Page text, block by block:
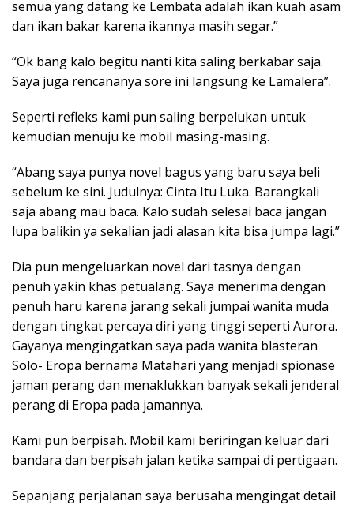
semua yang datang ke Lembata adalah ikan kuah asam
dan ikan bakar karena ikannya masih segar.”
“Ok bang kalo begitu nanti kita saling berkabar saja.
Saya juga rencananya sore ini langsung ke Lamalera”.
Seperti refleks kami pun saling berpelukan untuk
kemudian menuju ke mobil masing-masing.
“Abang saya punya novel bagus yang baru saya beli
sebelum ke sini. Judulnya: Cinta Itu Luka. Barangkali
saja abang mau baca. Kalo sudah selesai baca jangan
lupa balikin ya sekalian jadi alasan kita bisa jumpa lagi.”
Dia pun mengeluarkan novel dari tasnya dengan
penuh yakin khas petualang. Saya menerima dengan
penuh haru karena jarang sekali jumpai wanita muda
dengan tingkat percaya diri yang tinggi seperti Aurora.
Gayanya mengingatkan saya pada wanita blasteran
Solo- Eropa bernama Matahari yang menjadi spionase
jaman perang dan menaklukkan banyak sekali jenderal
perang di Eropa pada jamannya.
Kami pun berpisah. Mobil kami beriringan keluar dari
bandara dan berpisah jalan ketika sampai di pertigaan.
Sepanjang perjalanan saya berusaha mengingat detail